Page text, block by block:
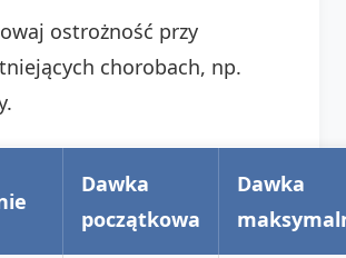
ostrożność przy
chorobach, np.
Dawka
początkowa
Dawka